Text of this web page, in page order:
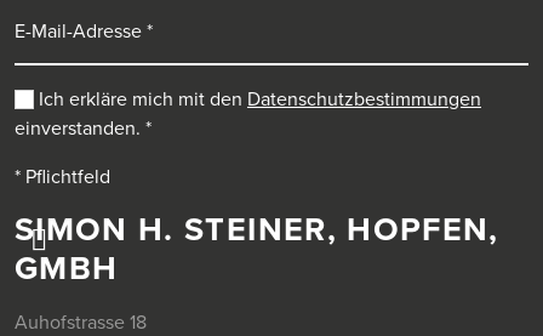
SIMON H. STEINER, HOPFEN,
GMBH
Auhofstrasse 18
Ich erkläre mich mit den Datenschutzbestimmungen
einverstanden. *
* Pflichtfeld